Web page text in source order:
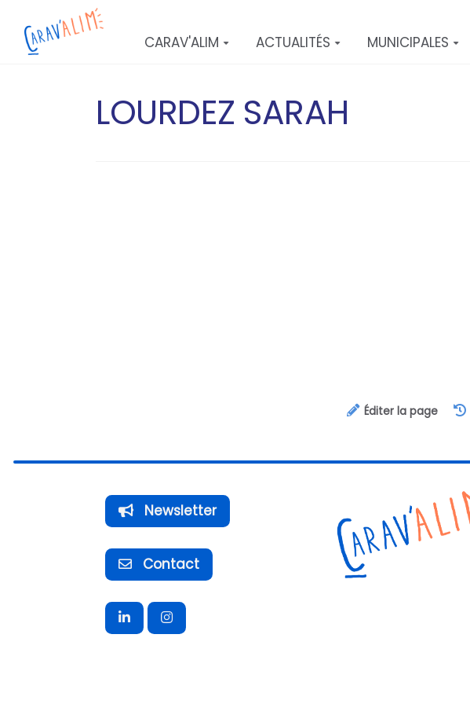
Aller au contenu principal
CARAV'ALIM
ACTUALITÉS MUNICIPALES
LOURDEZ SARAH
Éditer la page
Newsletter
Contact